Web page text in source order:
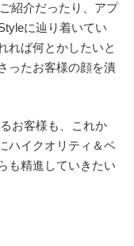
紹介だったり、アプ
に辿り着いてい
れば何とかしたいと
ったお客様の顔を潰
お客様も、これか
ハイクオリティ＆ベ
も精進していきたい